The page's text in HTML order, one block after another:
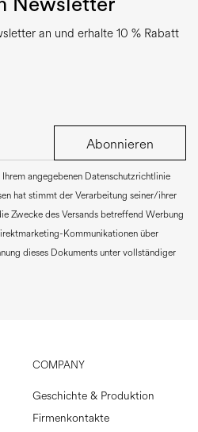
Newsletter
an und erhalte 10 % Rabatt
Abonnieren
angegebenen Datenschutzrichtlinie
hat stimmt der Verarbeitung seiner/ihrer
Zwecke des Versands betreffend Werbung
Kommunikationen über
dieses Dokuments unter vollständiger
COMPANY
Geschichte & Produktion
Firmenkontakte